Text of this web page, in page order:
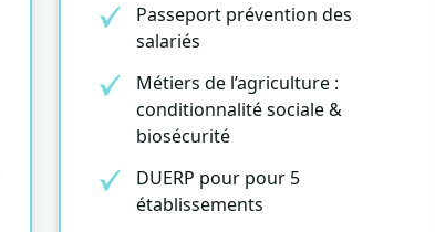
Passeport prévention des
salariés
Métiers de l’agriculture :
conditionnalité sociale &
biosécurité
DUERP pour pour 5
établissements